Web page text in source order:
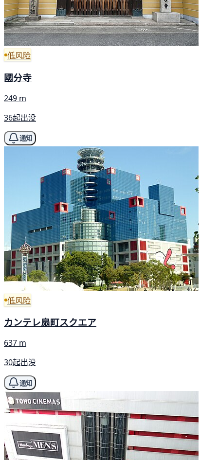
低风险
國分寺
249 m
36起出没
通知
低风险
カンテレ扇町スクエア
637 m
30起出没
通知